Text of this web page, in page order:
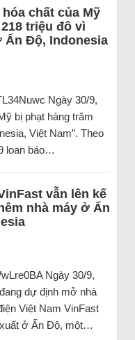
chất của Mỹ
triệu đô vì
Ấn Độ, Indonesia
Ngày 30/9,
bị phạt hàng trăm
Việt Nam”. Theo
loan báo…
vẫn lên kế
nhà máy ở Ấn
Ngày 30/9,
dự định mở nhà
Việt Nam VinFast
ở Ấn Độ, một…